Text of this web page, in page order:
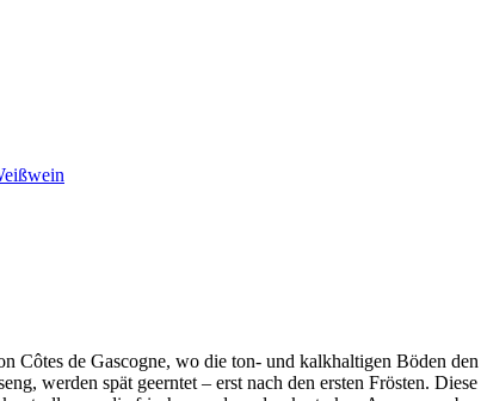
Côtes de Gascogne, wo die ton- und kalkhaltigen Böden
werden spät geerntet – erst nach den ersten Frösten.